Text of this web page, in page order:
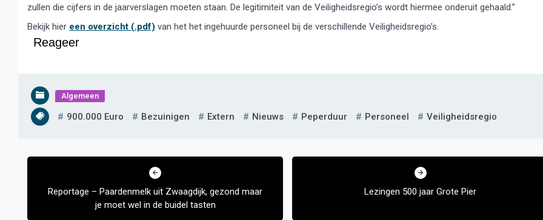
zullen die cijfers in de jaarverslagen moeten staan. De legitimiteit van de Veiligheidsregio’s wordt hiermee onderuit gehaald.”
Bekijk hier een overzicht (.pdf) van het het ingehuurde personeel bij de verschillende Veiligheidsregio’s.
Reageer
Algemeen
900.000 Euro Bezuinigen Extern Nieuws Peperduur Personeel Veiligheidsregio
Bericht
Reportage – Paardenmelk uit Zwaagdijk, gezond maar
je moet wel in de buidel tasten
Lezingen 500 jaar Grote Pier